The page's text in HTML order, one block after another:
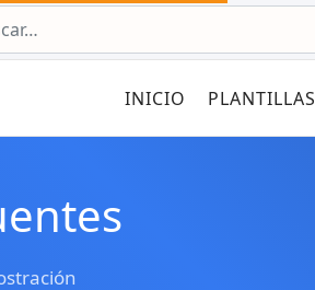
INICIO PLANTILLAS